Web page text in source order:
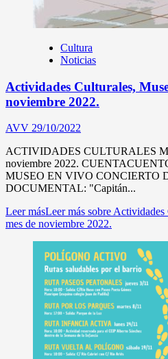
Cultura
Noticias
Actividades Culturales,
noviembre 2022.
AVV 29/10/2022
ACTIVIDADES CULTURALES
noviembre 2022.
MUSEO EN VIVO CONCIERTO
DOCUMENTAL: "Capitán...
Leer másLeer más sobre
mes de noviembre 2022.